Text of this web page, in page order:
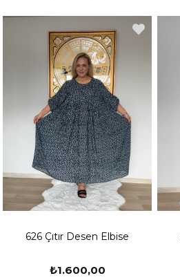
626 Çıtır Desen Elbise
₺1.600,00